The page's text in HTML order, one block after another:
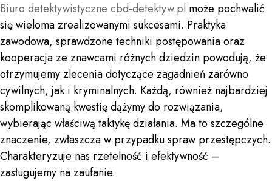
Biuro detektywistyczne cbd-detektyw.pl może pochwalić
się wieloma zrealizowanymi sukcesami. Praktyka
zawodowa, sprawdzone techniki postępowania oraz
kooperacja ze znawcami różnych dziedzin powodują, że
otrzymujemy zlecenia dotyczące zagadnień zarówno
cywilnych, jak i kryminalnych. Każdą, również najbardziej
skomplikowaną kwestię dążymy do rozwiązania,
wybierając właściwą taktykę działania. Ma to szczególne
znaczenie, zwłaszcza w przypadku spraw przestępczych.
Charakteryzuje nas rzetelność i efektywność –
zasługujemy na zaufanie.